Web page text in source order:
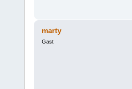
marty
Gast